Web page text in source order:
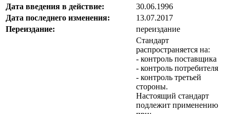
Дата введения в действие:
30.06.1996
Дата последнего изменения:
13.07.2017
Переиздание:
переиздание
Стандарт
распространяется на:
- контроль поставщика
- контроль потребителя
- контроль третьей
стороны.
Настоящий стандарт
подлежит применению